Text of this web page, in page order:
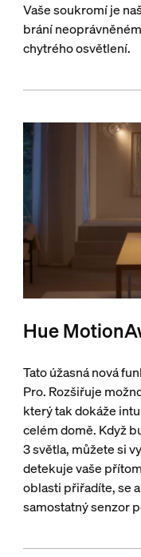
Vaše soukromí je
brání
chytrého osvětlení.
Hue
Tato úžasná nová
Pro. Rozšiřuje
který tak dokáže
celém domě. Když
3 světla, můžete si
detekuje vaše
oblasti přiřadíte, se
samostatný senzor